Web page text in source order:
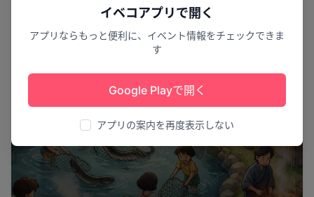
イベコアプリで開く
アプリならもっと便利に、イベント情報をチェックできま
す
Google Playで開く
アプリの案内を再度表示しない